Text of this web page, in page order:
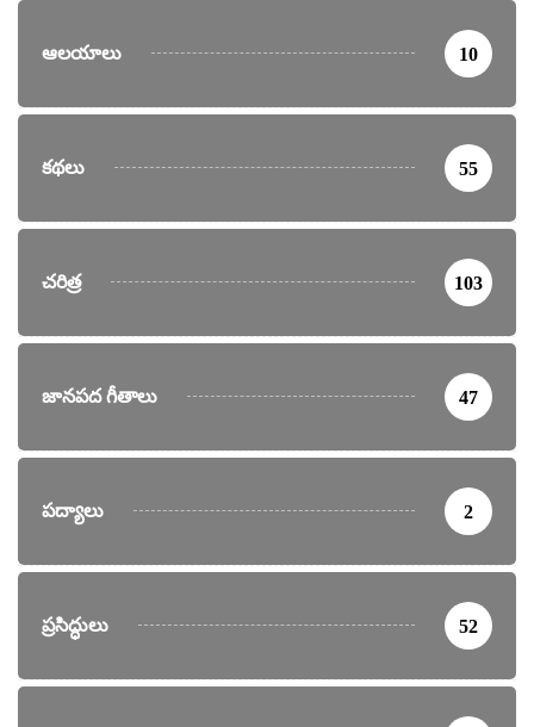
ఆలయాలు 10
కథలు 55
చరిత్ర 103
జానపద గీతాలు 47
పద్యాలు 2
ప్రసిద్ధులు 52